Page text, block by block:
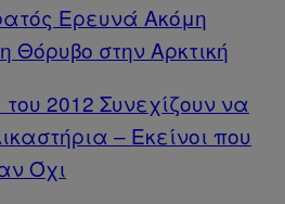
Ερευνά Ακόμη
Θόρυβο στην Αρκτική
2012 Συνεχίζουν να
– Εκείνοι που
Όχι